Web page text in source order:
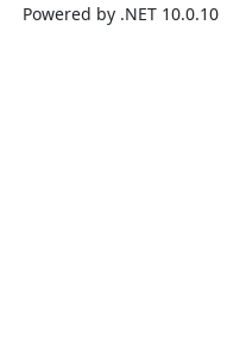
Powered by .NET 10.0.10